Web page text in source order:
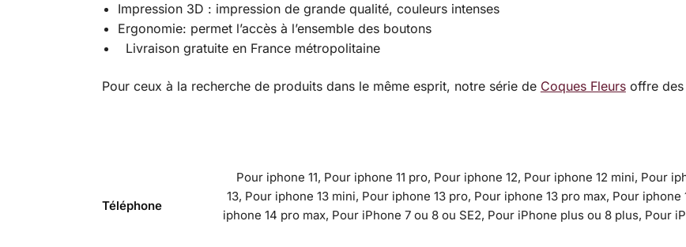
Impression 3D : impression de grande qualité, couleurs intenses
Ergonomie: permet l’accès à l’ensemble des boutons
Livraison gratuite en France métropolitaine
Pour ceux à la recherche de produits dans le même esprit, notre série de Coques Fleursoffre des
Téléphone
Pour iphone 11, Pour iphone 11 pro, Pour iphone 12, Pour iphone 12 mini, Pour
13, Pour iphone 13 mini, Pour iphone 13 pro, Pour iphone 13 pro max, Pour
iphone 14 pro max, Pour iPhone 7 ou 8 ou SE2, Pour iPhone plus ou 8 plus, Pour